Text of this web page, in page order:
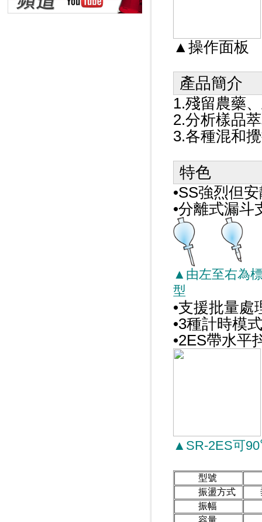
▲操作面板
產品簡介
1.殘留農藥
2.分析樣品
3.各種混和
特色
•SS強烈但
•分離式漏斗
▲由左至右為
型
•支援批量處
•3種計時模
•2ES帶水平
▲SR-2ES可90
型號
振盪方式
振幅
容量